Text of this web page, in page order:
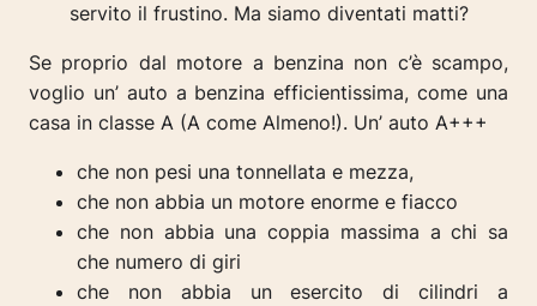
servito il frustino. Ma siamo diventati matti?
Se proprio dal motore a benzina non c’è scampo,
voglio un’ auto a benzina efficientissima, come una
casa in classe A (A come Almeno!). Un’ auto A+++
che non pesi una tonnellata e mezza,
che non abbia un motore enorme e fiacco
che non abbia una coppia massima a chi sa
che numero di giri
che non abbia un esercito di cilindri a